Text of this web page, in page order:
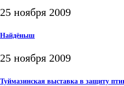
25 ноября 2009
Найдёныш
25 ноября 2009
Туймазинская выставка в защиту